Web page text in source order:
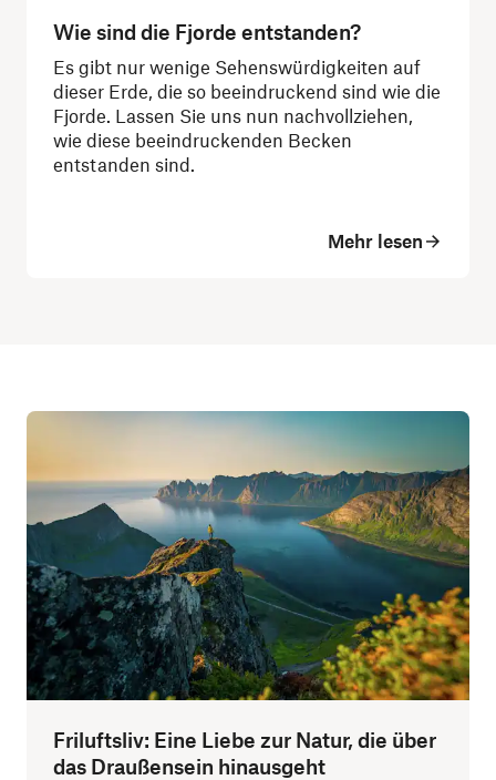
Wie sind die Fjorde entstanden?
Es gibt nur wenige Sehenswürdigkeiten auf
dieser Erde, die so beeindruckend sind wie die
Fjorde. Lassen Sie uns nun nachvollziehen,
wie diese beeindruckenden Becken
entstanden sind.
Mehr lesen
Friluftsliv: Eine Liebe zur Natur, die über
das Draußensein hinausgeht